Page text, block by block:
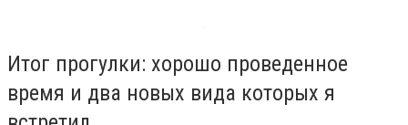
Итог прогулки: хорошо проведенное
время и два новых вида которых я